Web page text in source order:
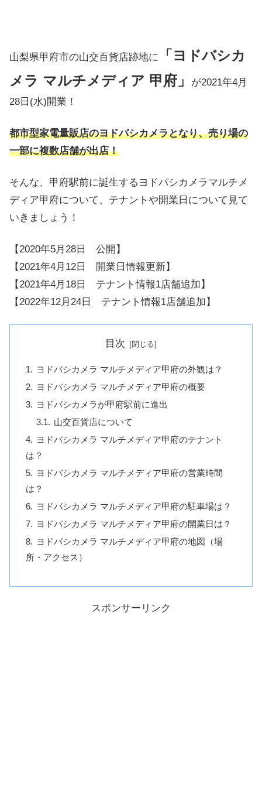
山梨県甲府市の山交百貨店跡地に
「ヨドバシカ
メラ マルチメディア 甲府」
が2021年4月
28日(水)開業！
都市型家電量販店のヨドバシカメラとなり、売り場の
一部に複数店舗が出店！
そんな、甲府駅前に誕生するヨドバシカメラマルチメ
ディア甲府について、テナントや開業日について見て
いきましょう！
【2020年5月28日 公開】
【2021年4月12日 開業日情報更新】
【2021年4月18日 テナント情報1店舗追加】
【2022年12月24日 テナント情報1店舗追加】
目次
ヨドバシカメラ マルチメディア甲府の外観は？
ヨドバシカメラ マルチメディア甲府の概要
ヨドバシカメラが甲府駅前に進出
山交百貨店について
ヨドバシカメラ マルチメディア甲府のテナント
は？
ヨドバシカメラ マルチメディア甲府の営業時間
は？
ヨドバシカメラ マルチメディア甲府の駐車場は？
ヨドバシカメラ マルチメディア甲府の開業日は？
ヨドバシカメラ マルチメディア甲府の地図（場
所・アクセス）
スポンサーリンク